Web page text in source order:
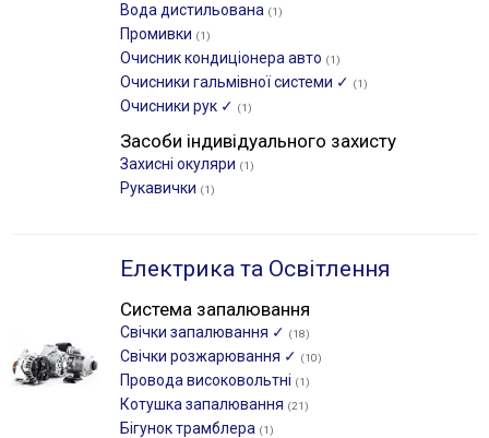
Вода дистильована (1)
Промивки (1)
Очисник кондиціонера авто (1)
Очисники гальмівної системи ✓ (1)
Очисники рук ✓ (1)
Засоби індивідуального захисту
Захисні окуляри (1)
Рукавички (1)
Електрика та Освітлення
Система запалювання
Свічки запалювання ✓ (18)
Свічки розжарювання ✓ (10)
Провода високовольтні (1)
Котушка запалювання (21)
Бігунок трамблера (1)